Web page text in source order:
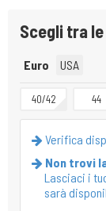
Scegli tra
Euro USA
40/42 44
Verifica
Non trovi
Lasciaci i
sarà